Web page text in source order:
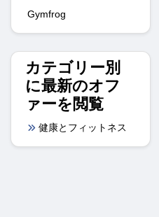
Gymfrog
カテゴリー別
に最新のオフ
ァーを閲覧
健康とフィットネス